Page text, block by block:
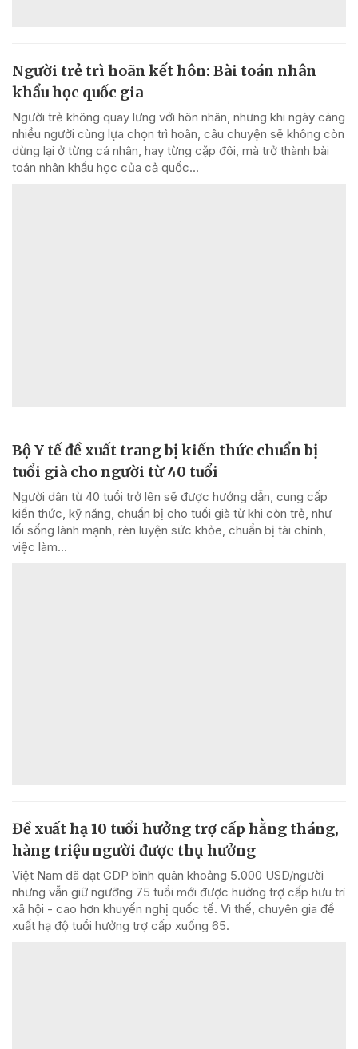
Người trẻ trì hoãn kết hôn: Bài toán nhân
khẩu học quốc gia
Người trẻ không quay lưng với hôn nhân, nhưng khi ngày càng
nhiều người cùng lựa chọn trì hoãn, câu chuyện sẽ không còn
dừng lại ở từng cá nhân, hay từng cặp đôi, mà trở thành bài
toán nhân khẩu học của cả quốc...
Bộ Y tế đề xuất trang bị kiến thức chuẩn bị
tuổi già cho người từ 40 tuổi
Người dân từ 40 tuổi trở lên sẽ được hướng dẫn, cung cấp
kiến thức, kỹ năng, chuẩn bị cho tuổi già từ khi còn trẻ, như
lối sống lành mạnh, rèn luyện sức khỏe, chuẩn bị tài chính,
việc làm...
Đề xuất hạ 10 tuổi hưởng trợ cấp hằng tháng,
hàng triệu người được thụ hưởng
Việt Nam đã đạt GDP bình quân khoảng 5.000 USD/người
nhưng vẫn giữ ngưỡng 75 tuổi mới được hưởng trợ cấp hưu trí
xã hội - cao hơn khuyến nghị quốc tế. Vì thế, chuyên gia đề
xuất hạ độ tuổi hưởng trợ cấp xuống 65.